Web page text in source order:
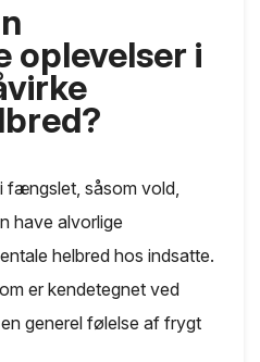
oplevelser i
fængslet, såsom vold,
have alvorlige
helbred hos indsatte.
er kendetegnet ved
generel følelse af frygt